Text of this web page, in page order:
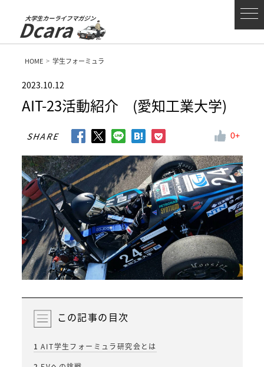
Dcara
大学生カーライフマガジン
HOME 学生フォーミュラ
2023.10.12
AIT-23活動紹介 (愛知工業大学)
SHARE 0
この記事の目次
1 AIT学生フォーミュラ研究会とは